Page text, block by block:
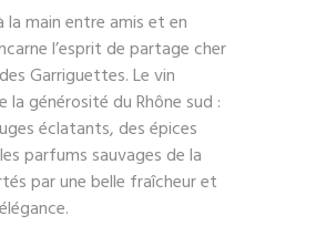
la main entre amis et en
l’esprit de partage cher
Garriguettes. Le vin
générosité du Rhône sud :
éclatants, des épices
parfums sauvages de la
par une belle fraîcheur et